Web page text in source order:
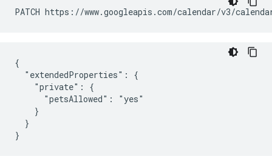
PATCH https://www.googleapis.com/calendar/v3/
{
  "extendedProperties": {
    "private": {
      "petsAllowed": "yes"
    }
  }